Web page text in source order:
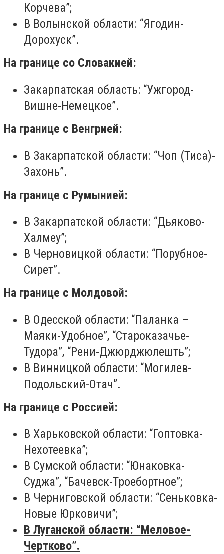
Корчева”;
В Волынской области: “Ягодин-
Дорохуск”.
На границе со Словакией:
Закарпатская область: “Ужгород-
Вишне-Немецкое”.
На границе с Венгрией:
В Закарпатской области: “Чоп (Тиса)-
Захонь”.
На границе с Румынией:
В Закарпатской области: “Дьяково-
Халмеу”;
В Черновицкой области: “Порубное-
Сирет”.
На границе с Молдовой:
В Одесской области: “Паланка –
Маяки-Удобное”, “Староказачье-
Тудора”, “Рени-Джюрджюлешть”;
В Винницкой области: “Могилев-
Подольский-Отач”.
На границе с Россией:
В Харьковской области: “Гоптовка-
Нехотеевка”;
В Сумской области: “Юнаковка-
Суджа”, “Бачевск-Троебортное”;
В Черниговской области: “Сеньковка-
Новые Юрковичи”;
В Луганской области: “Меловое-
Чертково”.